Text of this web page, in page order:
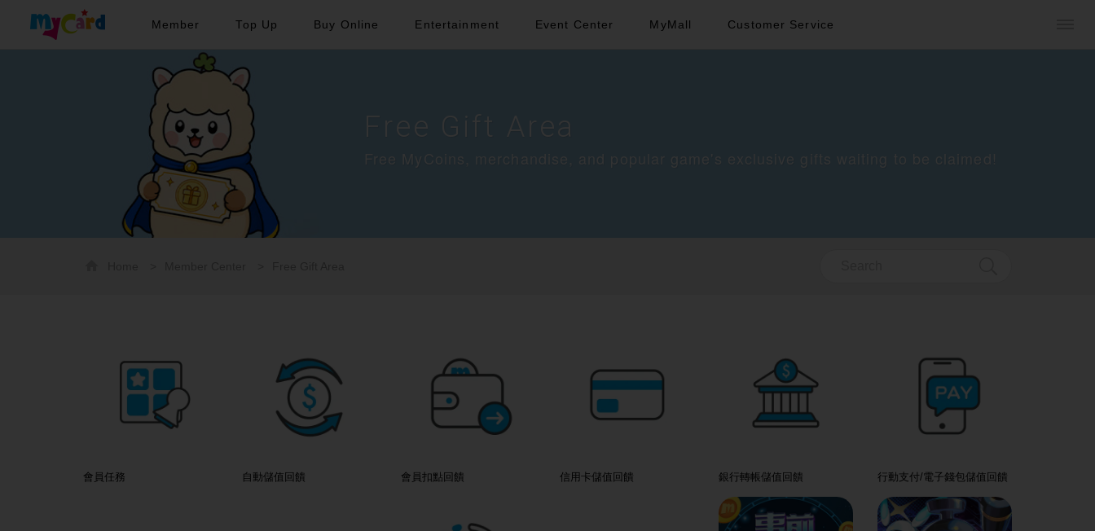
Member Top Up Buy Online Entertainment Event Center MyMall Customer Service
Free Gift Area
Free MyCoins, merchandise, and popular game's exclusive gifts waiting to be claimed!
會員任務 自動儲值回饋 會員扣點回饋 信用卡儲值回饋 銀行轉帳儲值回饋 行動支付/電子錢包儲值回饋